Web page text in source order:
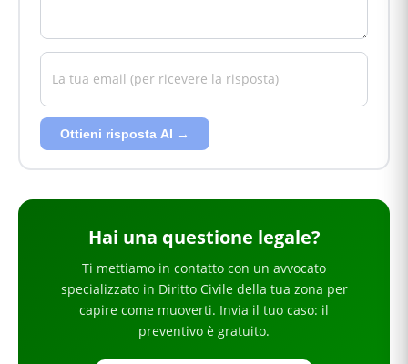
Ottieni risposta AI →
Hai una questione legale?
Ti mettiamo in contatto con un avvocato
specializzato in Diritto Civiledella tua zona per
capire come muoverti. Invia il tuo caso: il
preventivo è gratuito.